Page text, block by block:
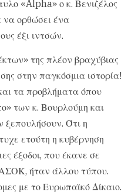
«Alpha» ο κ. Βενιζέλος
ορθώσει ένα
έξι ιντσών.
της πλέον βραχύβιας
στην παγκόσμια ιστορία!
τα προβλήματα όπου
των κ. Βουρλούμη και
Ότι η
ετούτη η κυβέρνηση
έξοδοι, που έκανε σε
ήταν άλλου τύπου.
με το Ευρωπαϊκό Δίκαιο.